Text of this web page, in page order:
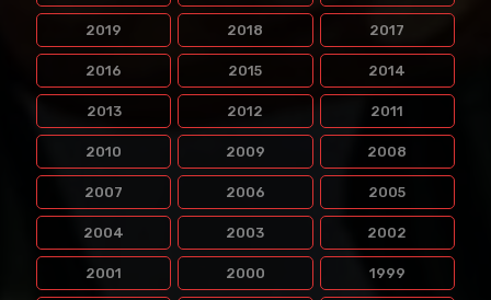
2019 2018 2017
2016 2015 2014
2013 2012 2011
2010 2009 2008
2007 2006 2005
2004 2003 2002
2001 2000 1999